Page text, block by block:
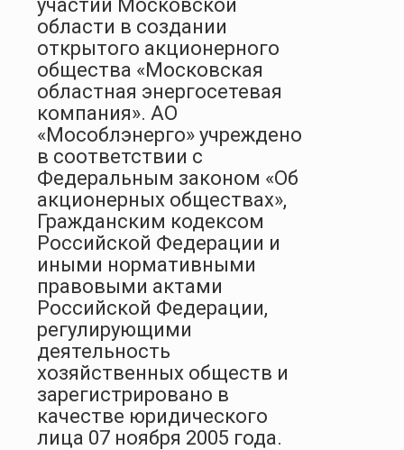
участии Московской
области в создании
открытого акционерного
общества «Московская
областная энергосетевая
компания». АО
«Мособлэнерго» учреждено
в соответствии с
Федеральным законом «Об
акционерных обществах»,
Гражданским кодексом
Российской Федерации и
иными нормативными
правовыми актами
Российской Федерации,
регулирующими
деятельность
хозяйственных обществ и
зарегистрировано в
качестве юридического
лица 07 ноября 2005 года.